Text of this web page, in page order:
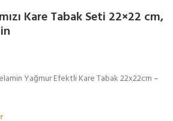
Kare Tabak Seti 22×22 cm,
Yağmur Efektli Kare Tabak 22x22cm –